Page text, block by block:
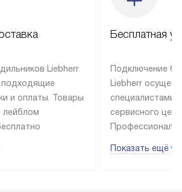
Liebherr
и оплаты. Товары
лейблом
за МКАД
Бесплатная
Подключение
Liebherr
специалистами
сервисного
эксплуатации
Показать ещё